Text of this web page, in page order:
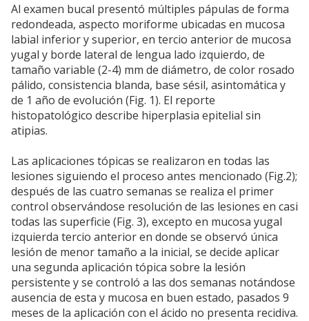
Al examen bucal presentó múltiples pápulas de forma
redondeada, aspecto moriforme ubicadas en mucosa
labial inferior y superior, en tercio anterior de mucosa
yugal y borde lateral de lengua lado izquierdo, de
tamaño variable (2-4) mm de diámetro, de color rosado
pálido, consistencia blanda, base sésil, asintomática y
de 1 año de evolución (Fig. 1). El reporte
histopatológico describe hiperplasia epitelial sin
atipias.
Las aplicaciones tópicas se realizaron en todas las
lesiones siguiendo el proceso antes mencionado (Fig.2);
después de las cuatro semanas se realiza el primer
control observándose resolución de las lesiones en casi
todas las superficie (Fig. 3), excepto en mucosa yugal
izquierda tercio anterior en donde se observó única
lesión de menor tamaño a la inicial, se decide aplicar
una segunda aplicación tópica sobre la lesión
persistente y se controló a las dos semanas notándose
ausencia de esta y mucosa en buen estado, pasados 9
meses de la aplicación con el ácido no presenta recidiva.